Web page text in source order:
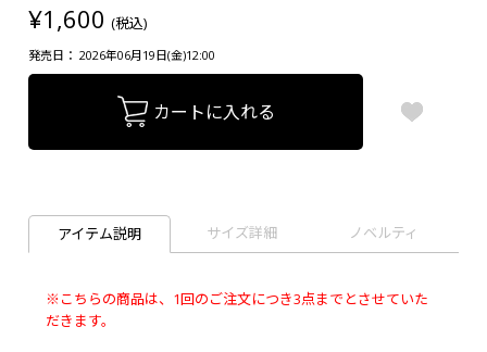
¥1,600 (税込)
発売日： 2026年06月19日(金)12:00
カートに入れる
アイテム説明 サイズ詳細 ノベルティ
※こちらの商品は、1回のご注文につき3点までとさせていた
だきます。